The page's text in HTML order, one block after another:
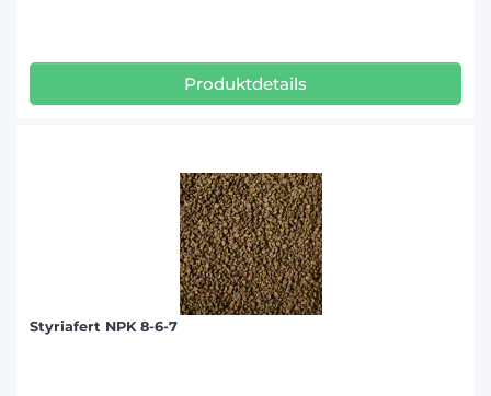
Produktdetails
Styriafert NPK 8-6-7